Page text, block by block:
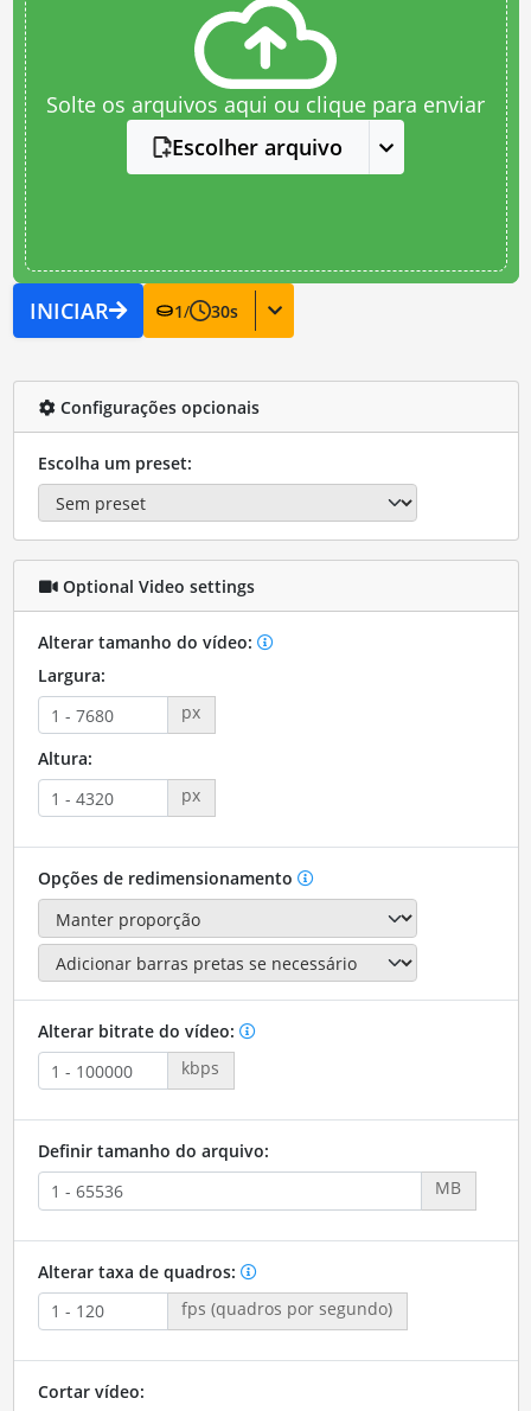
Solte os arquivos aqui ou clique para enviar
Escolher arquivo
INICIAR 1/ 30s
Configurações opcionais
Escolha um preset:
Optional Video settings
Alterar tamanho do vídeo:
Largura:
px
Altura:
px
Opções de redimensionamento
Alterar bitrate do vídeo:
kbps
Definir tamanho do arquivo:
MB
Alterar taxa de quadros:
fps (quadros por segundo)
Cortar vídeo: